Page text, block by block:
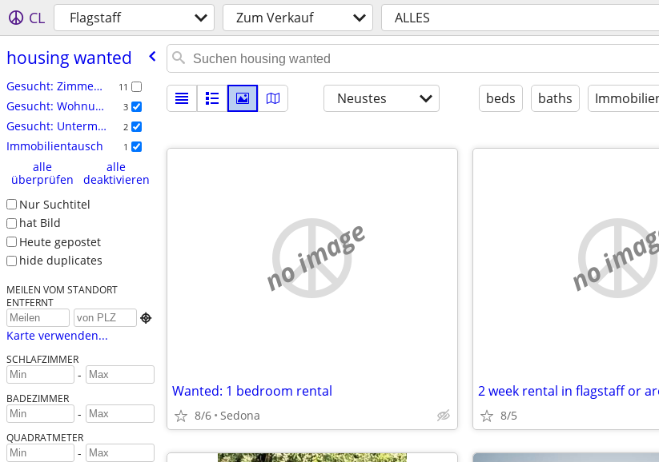
CL Flagstaff Zum Verkauf ALLES
housing wanted
Gesucht: Zimmer / WG 11
Gesucht: Wohnungen 3
Gesucht: Untermiete / befristeter Wohnraum 2
Immobilientausch 1
alle
überprüfen
alle
deaktivieren
Nur Suchtitel
hat Bild
Heute gepostet
hide duplicates
MEILEN VOM STANDORT
ENTFERNT

Karte verwenden...
SCHLAFZIMMER
-
BADEZIMMER
-
QUADRATMETER
-
Neustes beds baths
no image
Wanted: 1 bedroom rental
8/6 Sedona
no
2 week rental in flagstaff or
8/5